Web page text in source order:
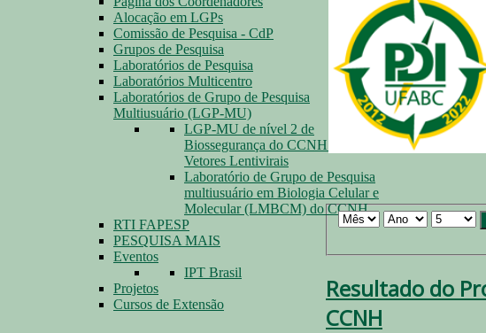
Alocação em LGPs
Comissão de Pesquisa - CdP
Grupos de Pesquisa
Laboratórios de Pesquisa
Laboratórios Multicentro
Laboratórios de Grupo de Pesquisa
Multiusuário (LGP-MU)
LGP-MU de nível 2 de
Biossegurança do CCNH para
Vetores Lentivirais
Laboratório de Grupo de Pesquisa
multiusuário em Biologia Celular e
Molecular (LMBCM) do CCNH
RTI FAPESP
PESQUISA MAIS
Eventos
IPT Brasil
Projetos
Cursos de Extensão
Resultado do
CCNH